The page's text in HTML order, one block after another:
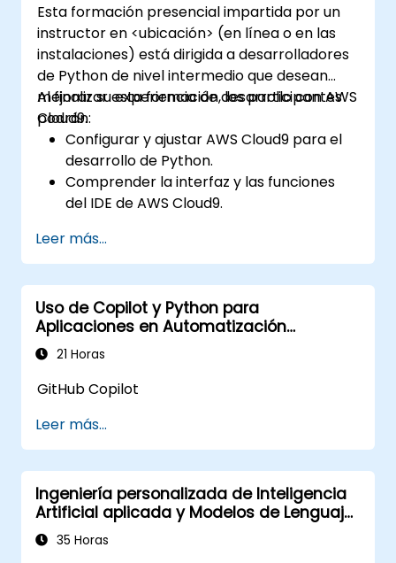
Jupyter en el desarrollo práctico de IA. Ayuda
a los profesionales a implementar modelos
prácticos de aprendizaje automático, evaluar
las limitaciones de los algoritmos y completar
proyectos aplicados para resolver
problemas del mundo real.
Esta formación presencial impartida por un
instructor en <ubicación> (en línea o en las
instalaciones) está dirigida a desarrolladores
de Python de nivel intermedio que desean
mejorar su experiencia de desarrollo con AWS
Cloud9.
Al finalizar esta formación, los participantes
podrán:
Configurar y ajustar AWS Cloud9 para el
desarrollo de Python.
Comprender la interfaz y las funciones
del IDE de AWS Cloud9.
aplicaciones Python en AWS Cloud9.
Colaborar con otros desarrolladores
utilizando la plataforma AWS Cloud9.
Integrar AWS Cloud9 con otros servicios
de AWS para implementaciones
avanzadas.
Leer más...
Uso de Copilot y Python para
Aplicaciones en Automatización
Industrial
21 Horas
GitHub Copilot
Leer más...
Ingeniería personalizada de Inteligencia
Artificial aplicada y Modelos de Lenguaje
Grande con Python
35 Horas